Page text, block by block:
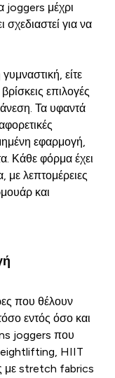
joggers μέχρι
σχεδιαστεί για να
είτε
επιλογές
Τα υφαντά
εφαρμογή,
Κάθε φόρμα έχει
με λεπτομέρειες
και
που θέλουν
εντός όσο και
joggers που
HIIT
με stretch fabrics